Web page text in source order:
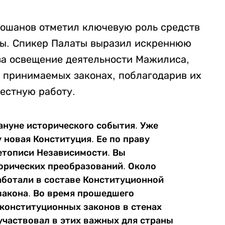
отметил ключевую роль средств
Спикер Палаты выразил искреннюю
освещение деятельности Мажилиса,
законах, поблагодарив их
работу.
исторического события. Уже
Конституция. Ее по праву
Независимости. Вы
преобразований. Около
в составе Конституционной
Во время прошедшего
законов в стенах
в этих важных для страны